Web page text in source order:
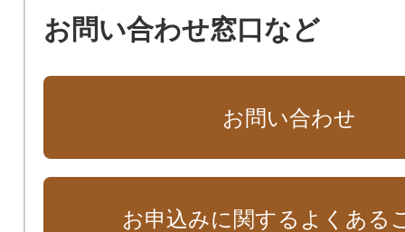
お問い合わせ窓口など
お問い合わせ
お申込みに関するよくある